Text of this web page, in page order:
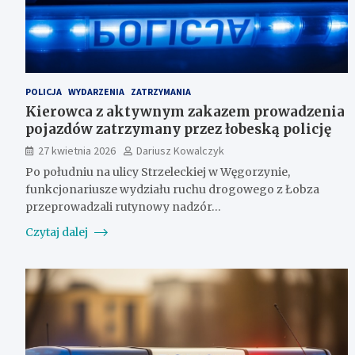
POLICJA WYDARZENIA ZATRZYMANIA
Kierowca z aktywnym zakazem prowadzenia
pojazdów zatrzymany przez łobeską policję
27 kwietnia 2026
Dariusz Kowalczyk
Po południu na ulicy Strzeleckiej w Węgorzynie,
funkcjonariusze wydziału ruchu drogowego z Łobza
przeprowadzali rutynowy nadzór…
Czytaj dalej